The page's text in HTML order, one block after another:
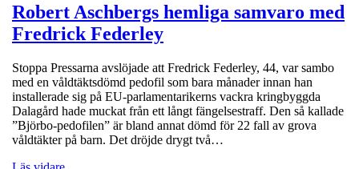
Robert Aschbergs hemliga samvaro med
Fredrick Federley
Stoppa Pressarna avslöjade att Fredrick Federley, 44, var sambo
med en våldtäktsdömd pedofil som bara månader innan han
installerade sig på EU-parlamentarikerns vackra kringbyggda
Dalagård hade muckat från ett långt fängelsestraff. Den så kallade
”Björbo-pedofilen” är bland annat dömd för 22 fall av grova
våldtäkter på barn. Det dröjde drygt två…